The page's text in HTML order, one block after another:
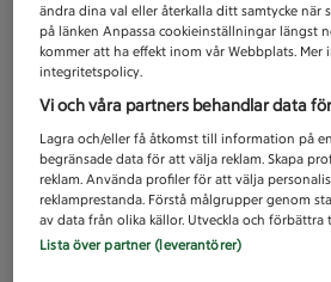
ändra dina val eller återkalla ditt samtycke när
på länken Anpassa cookieinställningar längst
kommer att ha effekt inom vår Webbplats.
integritetspolicy.
Vi och våra partners behandlar data
Lagra och/eller få åtkomst till information på
begränsade data för att välja reklam. Skapa
reklam. Använda profiler för att välja
reklamprestanda. Förstå målgrupper genom
av data från olika källor. Utveckla och förbättra
Lista över partner (leverantörer)